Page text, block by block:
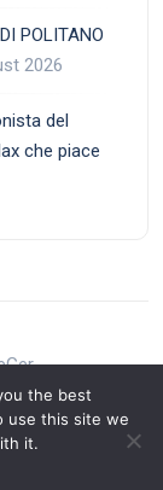
POLITANO
2026
del
che piace
the best
use this site we
it.